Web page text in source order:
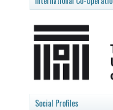
Social Profiles